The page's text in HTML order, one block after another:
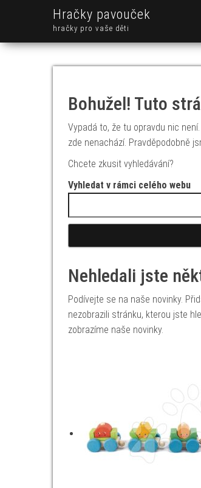
Hračky pavouček
hračky pro vaše děti
Bohužel! Tuto
Vypadá to, že tu opravdu nic
zde nenachází. Pravděpodobně
Chcete zkusit vyhledávání?
Vyhledat v rámci celého webu
Nehledali jste
Podívejte se na naše novinky.
nezobrazili stránku, kterou jste
zobrazíme naše novinky.